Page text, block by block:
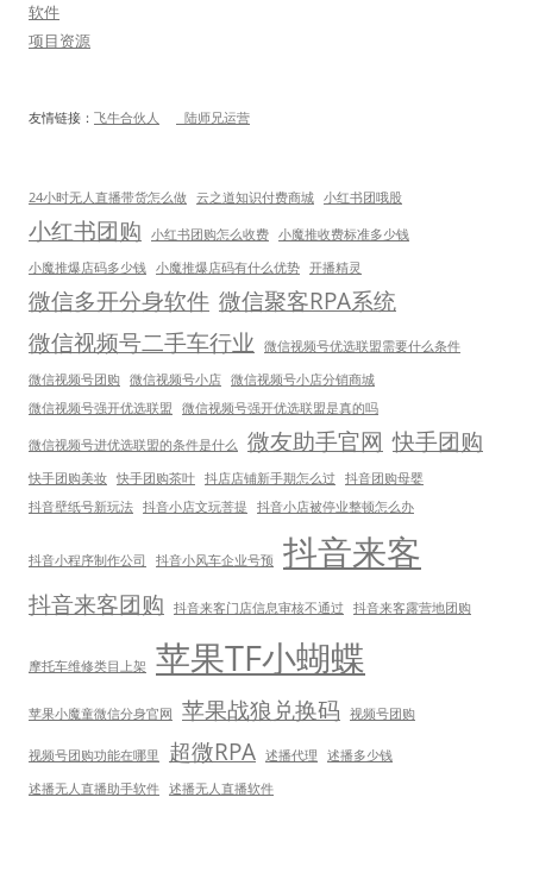
软件
项目资源
友情链接： 飞牛合伙人 陆师兄运营
24小时无人直播带货怎么做 云之道知识付费商城 小红书团哦股
小红书团购 小红书团购怎么收费 小魔推收费标准多少钱
小魔推爆店码多少钱 小魔推爆店码有什么优势 开播精灵
微信多开分身软件 微信聚客RPA系统
微信视频号二手车行业 微信视频号优选联盟需要什么条件
微信视频号团购
微信视频号小店 微信视频号小店分销商城
微信视频号强开优选联盟
微信视频号强开优选联盟是真的吗
微信视频号进优选联盟的条件是什么 微友助手官网 快手团购
快手团购美妆 快手团购茶叶 抖店店铺新手期怎么过 抖音团购母婴
抖音壁纸号新玩法 抖音小店文玩菩提 抖音小店被停业整顿怎么办
抖音小程序制作公司 抖音小风车企业号预 抖音来客
抖音来客团购 抖音来客门店信息审核不通过 抖音来客露营地团购
摩托车维修类目上架 苹果TF小蝴蝶
苹果小魔童微信分身官网 苹果战狼兑换码 视频号团购
视频号团购功能在哪里 超微RPA 述播代理
述播多少钱
述播无人直播助手软件 述播无人直播软件